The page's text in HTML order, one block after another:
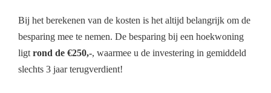
Bij het berekenen van de kosten is het altijd belangrijk om de
besparing mee te nemen. De besparing bij een hoekwoning
ligt rond de €250,-, waarmee u de investering in gemiddeld
slechts 3 jaar terugverdient!